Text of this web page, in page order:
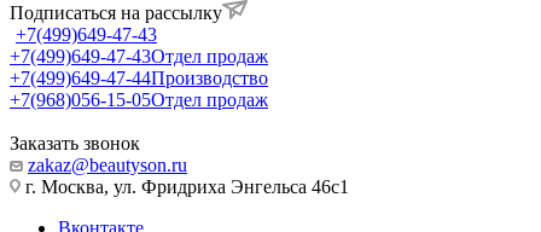
Подписаться на рассылку
+7(499)649-47-43
+7(499)649-47-43Отдел продаж
+7(499)649-47-44Производство
+7(968)056-15-05Отдел продаж
Заказать звонок
zakaz@beautyson.ru
г. Москва, ул. Фридриха Энгельса 46с1
Вконтакте